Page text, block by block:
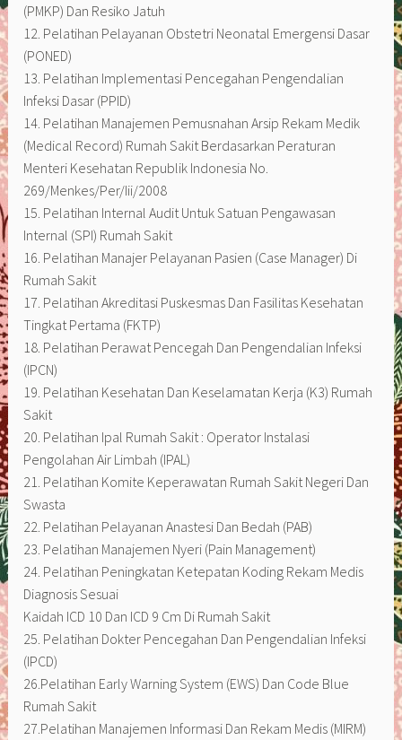
(PMKP) Dan Resiko Jatuh
12. Pelatihan Pelayanan Obstetri Neonatal Emergensi Dasar
(PONED)
13. Pelatihan Implementasi Pencegahan Pengendalian
Infeksi Dasar (PPID)
14. Pelatihan Manajemen Pemusnahan Arsip Rekam Medik
(Medical Record) Rumah Sakit Berdasarkan Peraturan
Menteri Kesehatan Republik Indonesia No.
269/Menkes/Per/Iii/2008
15. Pelatihan Internal Audit Untuk Satuan Pengawasan
Internal (SPI) Rumah Sakit
16. Pelatihan Manajer Pelayanan Pasien (Case Manager) Di
Rumah Sakit
17. Pelatihan Akreditasi Puskesmas Dan Fasilitas Kesehatan
Tingkat Pertama (FKTP)
18. Pelatihan Perawat Pencegah Dan Pengendalian Infeksi
(IPCN)
19. Pelatihan Kesehatan Dan Keselamatan Kerja (K3) Rumah
Sakit
20. Pelatihan Ipal Rumah Sakit : Operator Instalasi
Pengolahan Air Limbah (IPAL)
21. Pelatihan Komite Keperawatan Rumah Sakit Negeri Dan
Swasta
22. Pelatihan Pelayanan Anastesi Dan Bedah (PAB)
23. Pelatihan Manajemen Nyeri (Pain Management)
24. Pelatihan Peningkatan Ketepatan Koding Rekam Medis
Diagnosis Sesuai
Kaidah ICD 10 Dan ICD 9 Cm Di Rumah Sakit
25. Pelatihan Dokter Pencegahan Dan Pengendalian Infeksi
(IPCD)
26.Pelatihan Early Warning System (EWS) Dan Code Blue
Rumah Sakit
27.Pelatihan Manajemen Informasi Dan Rekam Medis (MIRM)